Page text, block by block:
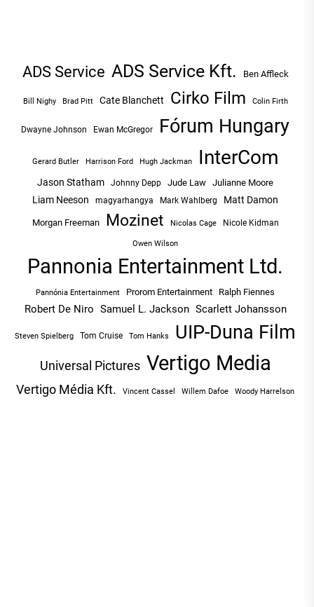
ADS Service ADS Service Kft. Ben Affleck
Bill Nighy Brad Pitt Cate Blanchett Cirko Film Colin Firth
Dwayne Johnson Ewan McGregor Fórum Hungary
Gerard Butler Harrison Ford Hugh Jackman InterCom
Jason Statham Johnny Depp Jude Law Julianne Moore
Liam Neeson magyarhangya Mark Wahlberg Matt Damon
Morgan Freeman Mozinet Nicolas Cage Nicole Kidman
Owen Wilson
Pannonia Entertainment Ltd.
Pannónia Entertainment Prorom Entertainment Ralph Fiennes
Robert De Niro Samuel L. Jackson Scarlett Johansson
Steven Spielberg Tom Cruise Tom Hanks UIP-Duna Film
Universal Pictures Vertigo Media
Vertigo Média Kft. Vincent Cassel Willem Dafoe Woody Harrelson